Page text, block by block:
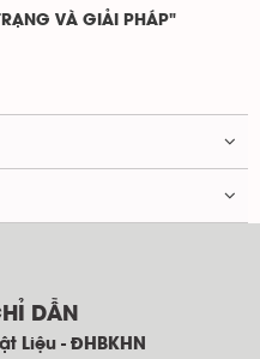
VÀ GIẢI PHÁP"
DẪN
Liệu - ĐHBKHN